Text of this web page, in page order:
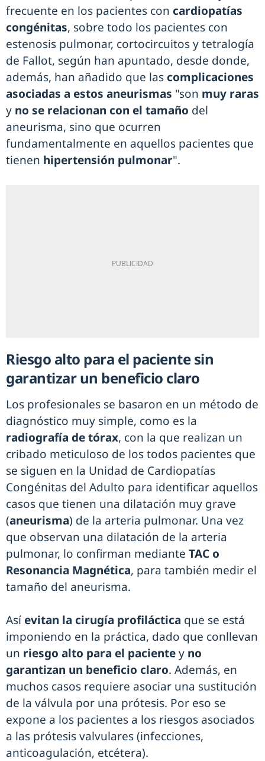
frecuente en los pacientes con cardiopatías
congénitas, sobre todo los pacientes con
estenosis pulmonar, cortocircuitos y tetralogía
de Fallot, según han apuntado, desde donde,
además, han añadido que las complicaciones
asociadas a estos aneurismas "son muy raras
y no se relacionan con el tamaño del
aneurisma, sino que ocurren
fundamentalmente en aquellos pacientes que
tienen hipertensión pulmonar".
Riesgo alto para el paciente sin
garantizar un beneficio claro
Los profesionales se basaron en un método de
diagnóstico muy simple, como es la
radiografía de tórax, con la que realizan un
cribado meticuloso de los todos pacientes que
se siguen en la Unidad de Cardiopatías
Congénitas del Adulto para identificar aquellos
casos que tienen una dilatación muy grave
(aneurisma) de la arteria pulmonar. Una vez
que observan una dilatación de la arteria
pulmonar, lo confirman mediante TAC o
Resonancia Magnética, para también medir el
tamaño del aneurisma.
Así evitan la cirugía profiláctica que se está
imponiendo en la práctica, dado que conllevan
un riesgo alto para el pacientey no
garantizan un beneficio claro. Además, en
muchos casos requiere asociar una sustitución
de la válvula por una prótesis. Por eso se
expone a los pacientes a los riesgos asociados
a las prótesis valvulares (infecciones,
anticoagulación, etcétera).